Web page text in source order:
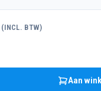
(INCL. BTW)
Aan